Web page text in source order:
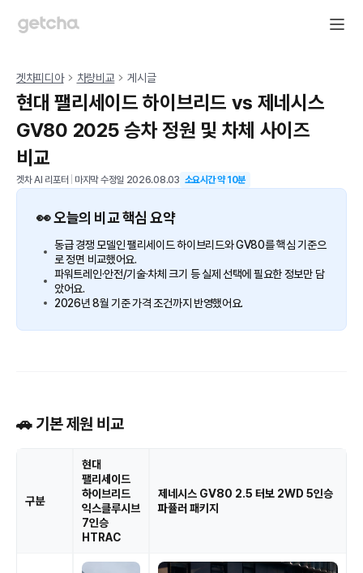
겟차피디아 차량비교 게시글
현대 팰리세이드 하이브리드 vs 제네시스
GV80 2025 승차 정원 및 차체 사이즈
비교
겟차 AI 리포터 마지막 수정일 2026.08.03 소요시간 약10분
👀 오늘의 비교 핵심 요약
동급 경쟁 모델인 팰리세이드 하이브리드와 GV80를 핵심 기준으
로 정면 비교했어요.
파워트레인·안전/기술·차체 크기 등 실제 선택에 필요한 정보만 담
았어요.
2026년 8월 기준 가격 조건까지 반영했어요.
🚗 기본 제원 비교
구분
현대
팰리세이드
하이브리드
익스클루시브
7인승
HTRAC
제네시스 GV80 2.5 터보 2WD 5인승
파퓰러 패키지